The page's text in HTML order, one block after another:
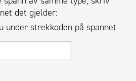
det gjelder:
under strekkoden på spannet